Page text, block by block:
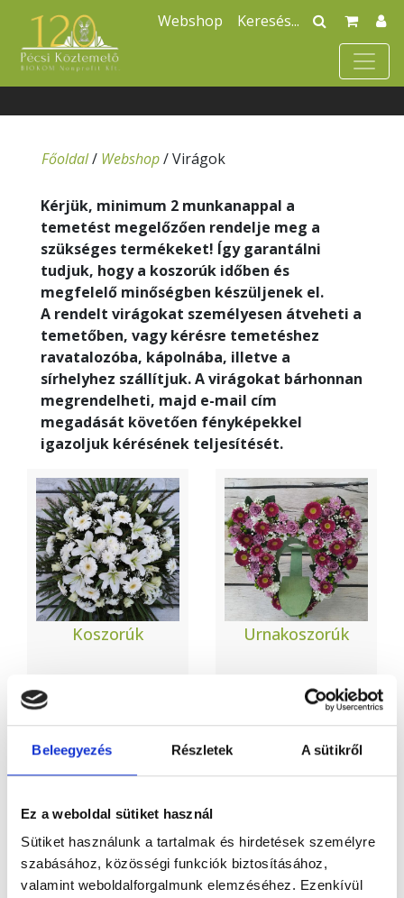
Beleegyezés Részletek A sütikről
Ez a weboldal sütiket használ
Sütiket használunk a tartalmak és hirdetések személyre
szabásához, közösségi funkciók biztosításához,
valamint weboldalforgalmunk elemzéséhez. Ezenkívül
Webshop
Főoldal/ Webshop/Virágok
Kérjük, minimum 2 munkanappal a
temetést megelőzően rendelje meg a
szükséges termékeket! Így garantálni
tudjuk, hogy a koszorúk időben és
megfelelő minőségben készüljenek el.
A rendelt virágokat személyesen átveheti a
temetőben, vagy kérésre temetéshez
ravatalozóba, kápolnába, illetve a
sírhelyhez szállítjuk. A virágokat bárhonnan
megrendelheti, majd e-mail cím
megadását követően fényképekkel
igazoljuk kérésének teljesítését.
Koszorúk Urnakoszorúk
Sírcsokrok Vágott virágok